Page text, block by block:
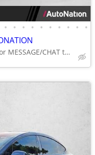
• • • • • • • • • •
Call (888) 716-3204 or MESSAGE/CHAT to confirm availability